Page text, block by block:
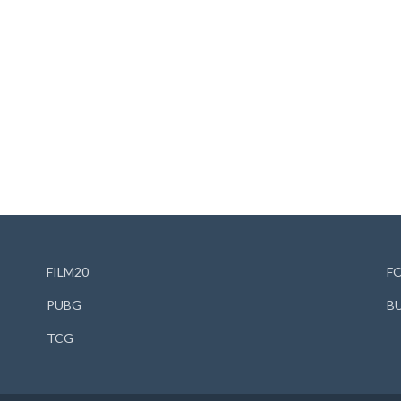
FILM20
PUBG
TCG